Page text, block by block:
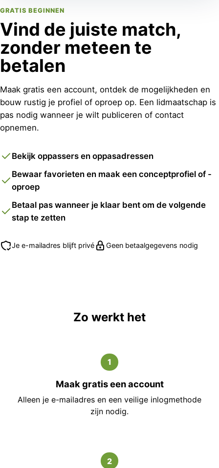
GRATIS BEGINNEN
Vind de juiste match,
zonder meteen te
betalen
Maak gratis een account, ontdek de mogelijkheden en
bouw rustig je profiel of oproep op. Een lidmaatschap is
pas nodig wanneer je wilt publiceren of contact
opnemen.
Bekijk oppassers en oppasadressen
Bewaar favorieten en maak een conceptprofiel of -
oproep
Betaal pas wanneer je klaar bent om de volgende
stap te zetten
Je e-mailadres blijft privé Geen betaalgegevens nodig
Zo werkt het
1
Maak gratis een account
Alleen je e-mailadres en een veilige inlogmethode
zijn nodig.
2